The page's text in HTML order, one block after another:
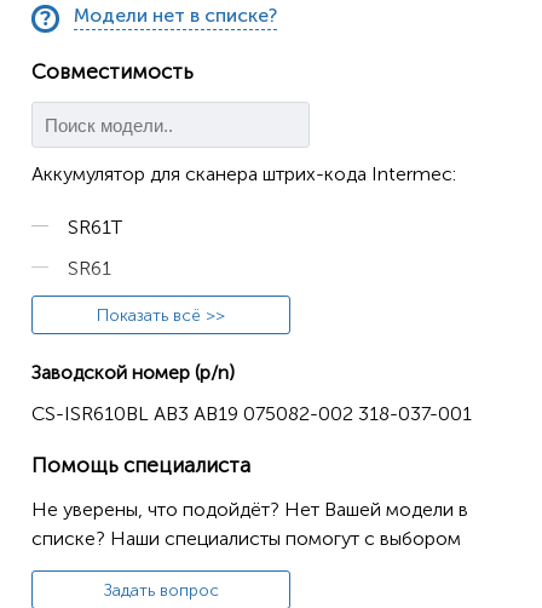
Модели нет в списке?
Совместимость
Аккумулятор для сканера штрих-кода Intermec:
SR61T
SR61
IP30
SR61Bex
Показать всё >>
Заводской номер (p/n)
CS-ISR610BL AB3 AB19 075082-002 318-037-001
Помощь специалиста
Не уверены, что подойдёт? Нет Вашей модели в
списке? Наши специалисты помогут с выбором
Задать вопрос